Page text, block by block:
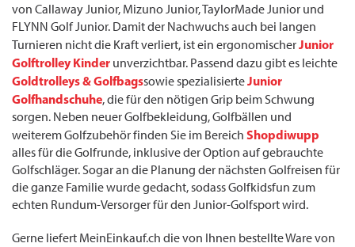
von Callaway Junior, Mizuno Junior, TaylorMade Junior und
FLYNN Golf Junior. Damit der Nachwuchs auch bei langen
Turnieren nicht die Kraft verliert, ist ein ergonomischerJunior
Golftrolley Kinder unverzichtbar. Passend dazu gibt es leichte
Goldtrolleys & Golfbagssowie spezialisierteJunior
Golfhandschuhe, die für den nötigen Grip beim Schwung
sorgen. Neben neuer Golfbekleidung, Golfbällen und
weiterem Golfzubehör finden Sie im Bereich Shopdiwupp
alles für die Golfrunde, inklusive der Option auf gebrauchte
Golfschläger. Sogar an die Planung der nächsten Golfreisen für
die ganze Familie wurde gedacht, sodass Golfkidsfun zum
echten Rundum-Versorger für den Junior-Golfsport wird.
Gerne liefert MeinEinkauf.ch die von Ihnen bestellte Ware von